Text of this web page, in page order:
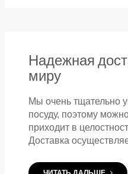
Надежная
миру
Мы очень тщательно
посуду, поэтому
приходит в
Доставка